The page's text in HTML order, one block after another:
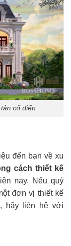
cổ điển
đến bạn về xu
cách thiết kế
nay. Nếu quý
đơn vị thiết kế
hãy liên hệ với